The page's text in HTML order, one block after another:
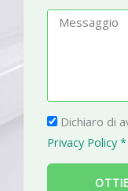
fm
a
g
g
i
P
r
i
Dichiaro di
Privacy Policy *